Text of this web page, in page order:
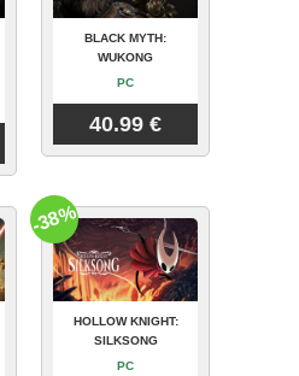
BLACK MYTH:
WUKONG
PC
40.99 €
HOLLOW KNIGHT:
SILKSONG
PC
-38%